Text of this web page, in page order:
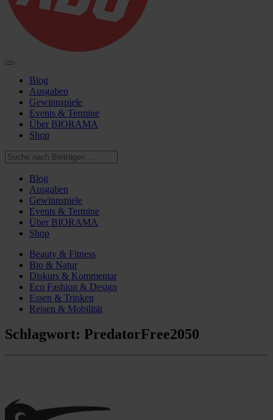
Blog
Ausgaben
Gewinnspiele
Events & Termine
Über BIORAMA
Shop
Blog
Ausgaben
Gewinnspiele
Events & Termine
Über BIORAMA
Shop
Beauty & Fitness
Bio & Natur
Diskurs & Kommentar
Eco Fashion & Design
Essen & Trinken
Reisen & Mobilität
Schlagwort: PredatorFree2050